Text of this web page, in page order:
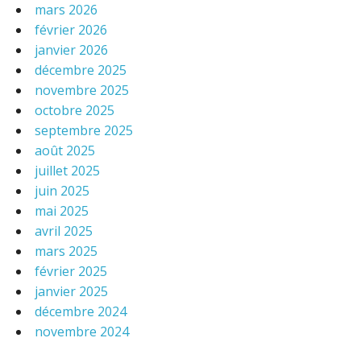
mars 2026
février 2026
janvier 2026
décembre 2025
novembre 2025
octobre 2025
septembre 2025
août 2025
juillet 2025
juin 2025
mai 2025
avril 2025
mars 2025
février 2025
janvier 2025
décembre 2024
novembre 2024